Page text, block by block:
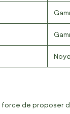
force de proposer